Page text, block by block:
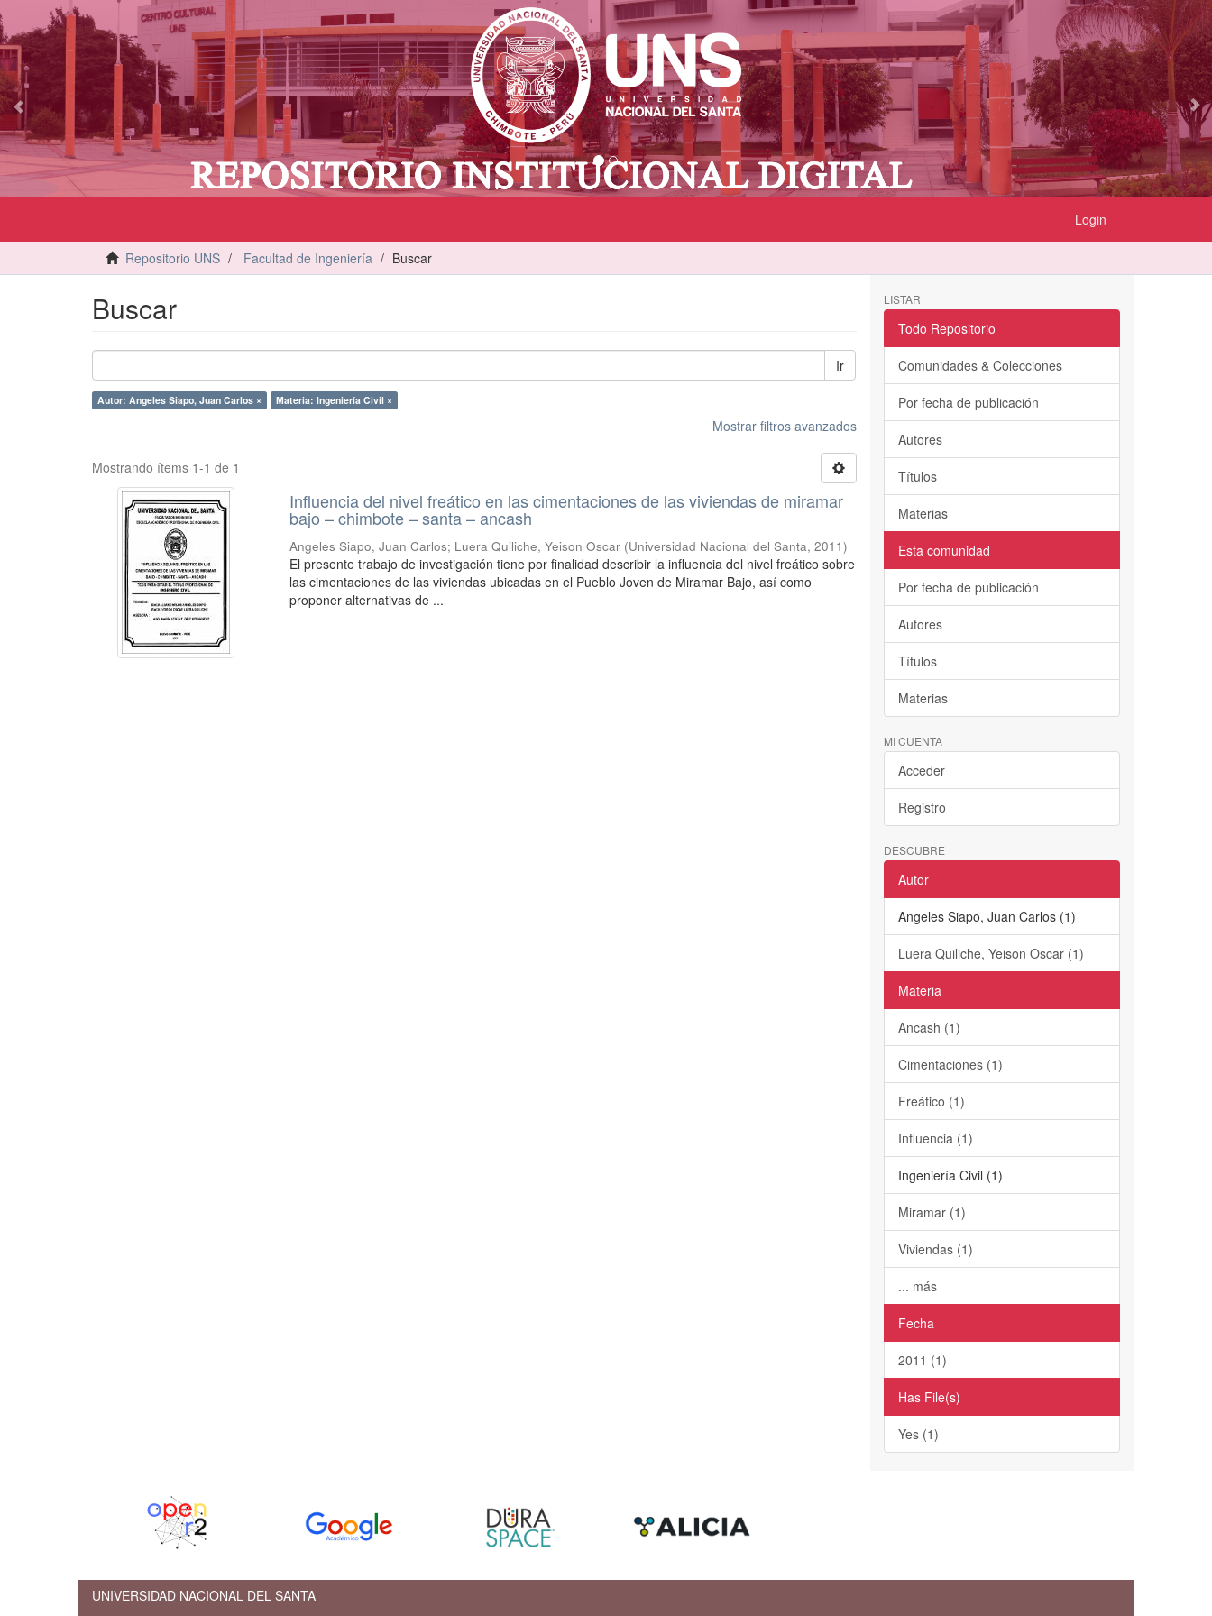
Login
Repositorio UNS Facultad de Ingeniería Buscar
Buscar
Ir
Autor: Angeles Siapo, Juan Carlos × Materia: Ingeniería Civil ×
Mostrar filtros avanzados
Mostrando ítems 1-1 de 1
Influencia del nivel freático en las cimentaciones de las viviendas de miramar
bajo – chimbote – santa – ancash
Angeles Siapo, Juan Carlos; Luera Quiliche, Yeison Oscar (Universidad Nacional del Santa,2011)
El presente trabajo de investigación tiene por finalidad describir la influencia del nivel freático sobre
las cimentaciones de las viviendas ubicadas en el Pueblo Joven de Miramar Bajo, así como
proponer alternativas de ...
LISTAR
Todo Repositorio
Comunidades & Colecciones
Por fecha de publicación
Autores
Títulos
Materias
Esta comunidad
Por fecha de publicación
Autores
Títulos
Materias
MI CUENTA
Acceder
Registro
DESCUBRE
Autor
Angeles Siapo, Juan Carlos (1)
Luera Quiliche, Yeison Oscar (1)
Materia
Ancash (1)
Cimentaciones (1)
Freático (1)
Influencia (1)
Ingeniería Civil (1)
Miramar (1)
Viviendas (1)
... más
Fecha
2011 (1)
Has File(s)
Yes (1)
UNIVERSIDAD NACIONAL DEL SANTA